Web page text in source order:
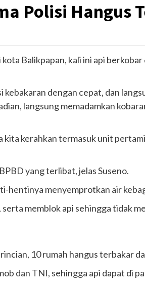
Polisi Hangus
Balikpapan, kali ini api
dengan cepat, dan
langsung memadamkan
kita kerahkan termasuk unit
yang terlibat, jelas Suseno.
menyemprotkan air
memblok api sehingga tidak
10 rumah hangus terbakar
dan TNI, sehingga api dapat di